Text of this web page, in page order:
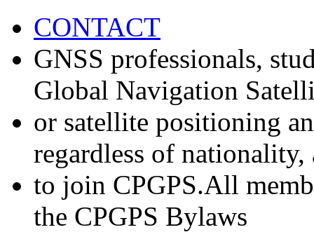
CONTACT
GNSS professionals,
Global Navigation
or satellite positioning
regardless of nationality,
to join CPGPS.All
the CPGPS Bylaws